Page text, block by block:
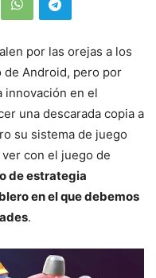
por las orejas a los
de Android, pero por
innovación en el
una descarada copia a
su sistema de juego
con el juego de
de estrategia
en el que debemos
.